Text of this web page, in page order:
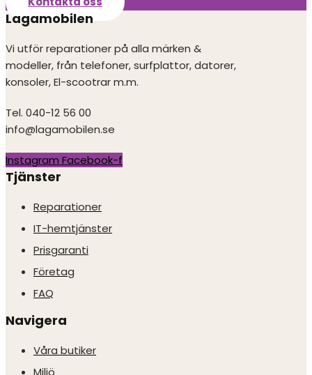
Lagamobilen
Vi utför reparationer på alla märken &
modeller, från telefoner, surfplattor, datorer,
konsoler, El-scootrar m.m.
Tel. 040-12 56 00
info@lagamobilen.se
Instagram Facebook-f
Tjänster
Reparationer
IT-hemtjänster
Prisgaranti
Företag
FAQ
Navigera
Våra butiker
Miljö